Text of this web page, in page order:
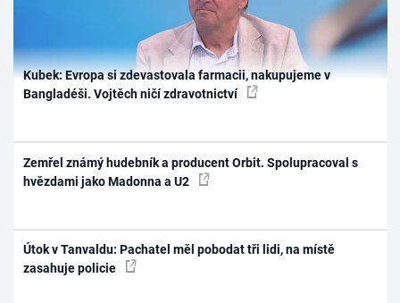
Kubek: Evropa si zdevastovala farmacii, nakupujeme v
Bangladéši. Vojtěch ničí zdravotnictví
Zemřel známý hudebník a producent Orbit. Spolupracoval s
hvězdami jako Madonna a U2
Útok v Tanvaldu: Pachatel měl pobodat tři lidi, na místě
zasahuje policie